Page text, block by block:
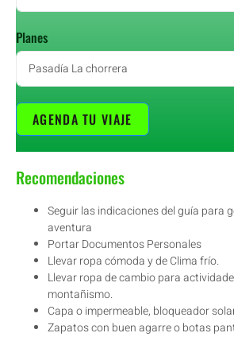
Planes
AGENDA TU VIAJE
Recomendaciones
Seguir las indicaciones del guía para
aventura
Portar Documentos Personales
Llevar ropa cómoda y de Clima frío.
Llevar ropa de cambio para
montañismo.
Capa o impermeable, bloqueador
Zapatos con buen agarre o botas